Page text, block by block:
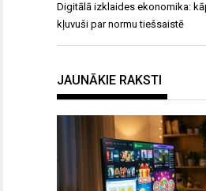
Digitālā izklaides ekonomika:
kļuvuši par normu tiešsaistē
JAUNĀKIE RAKSTI